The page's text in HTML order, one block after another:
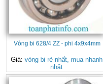
Vòng bi 628/4 ZZ - phi 4x9x4mm
Giá: vòng bi rẻ nhất, mua nhanh
nhất